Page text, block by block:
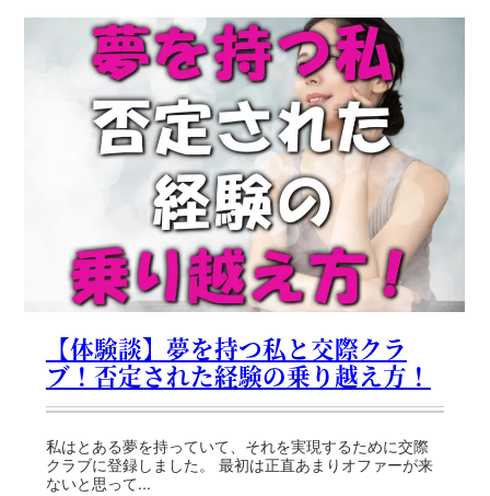
【体験談】夢を持つ私と交際クラ
ブ！否定された経験の乗り越え方！
私はとある夢を持っていて、それを実現するために交際
クラブに登録しました。 最初は正直あまりオファーが来
ないと思って...